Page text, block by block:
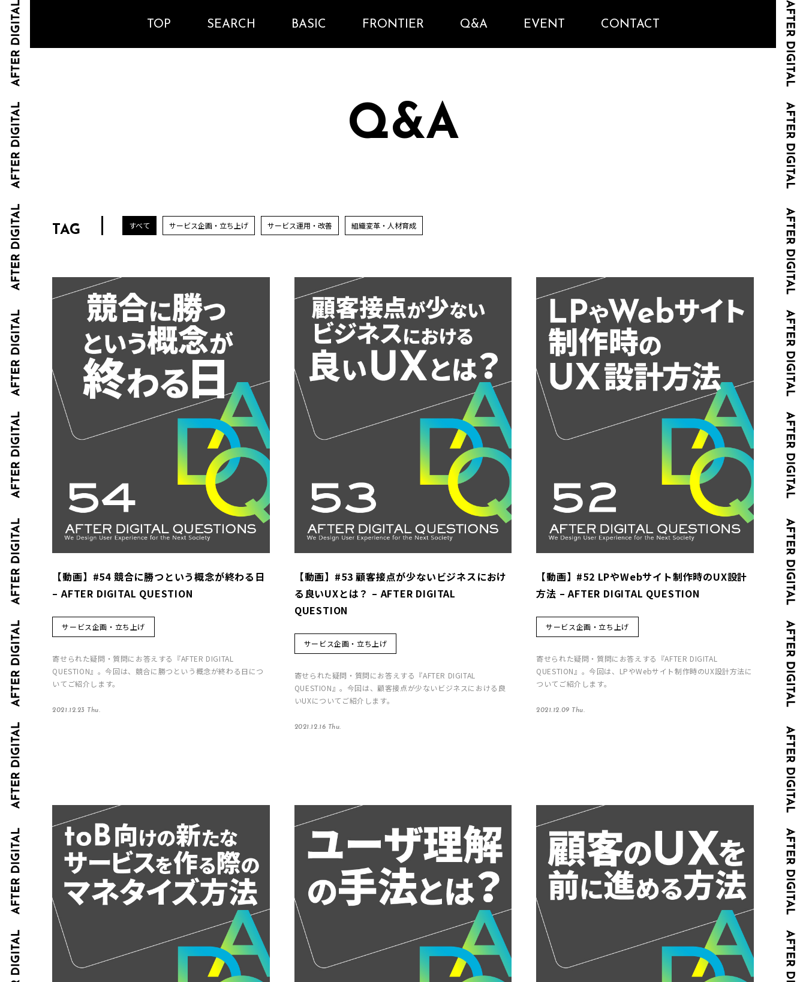
TOP SEARCH BASIC FRONTIER Q&A EVENT CONTACT
Q&A
TAG すべて サービス企画・立ち上げ サービス運用・改善 組織変革・人材育成
【動画】#54 競合に勝つという概念が終わる日
– AFTER DIGITAL QUESTION
サービス企画・立ち上げ
寄せられた疑問・質問にお答えする『AFTER DIGITAL
QUESTION』。今回は、競合に勝つという概念が終わる日につ
いてご紹介します。
2021.12.23 Thu.
【動画】#53 顧客接点が少ないビジネスにおけ
る良いUXとは？ – AFTER DIGITAL
QUESTION
サービス企画・立ち上げ
寄せられた疑問・質問にお答えする『AFTER DIGITAL
QUESTION』。今回は、顧客接点が少ないビジネスにおける良
いUXについてご紹介します。
2021.12.16 Thu.
【動画】#52 LPやWebサイト制作時のUX設計
方法 – AFTER DIGITAL QUESTION
サービス企画・立ち上げ
寄せられた疑問・質問にお答えする『AFTER DIGITAL
QUESTION』。今回は、LPやWebサイト制作時のUX設計方法に
ついてご紹介します。
2021.12.09 Thu.